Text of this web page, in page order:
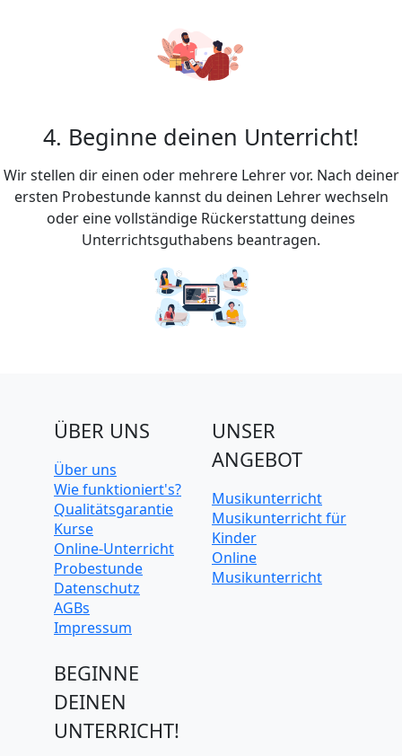
4. Beginne deinen Unterricht!
Wir stellen dir einen oder mehrere Lehrer vor. Nach deiner
ersten Probestunde kannst du deinen Lehrer wechseln
oder eine vollständige Rückerstattung deines
Unterrichtsguthabens beantragen.
ÜBER UNS
Über uns
Wie funktioniert's?
Qualitätsgarantie
Kurse
Online-Unterricht
Probestunde
Datenschutz
AGBs
Impressum
BEGINNE
DEINEN
UNTERRICHT!
UNSER
ANGEBOT
Musikunterricht
Musikunterricht für
Kinder
Online
Musikunterricht